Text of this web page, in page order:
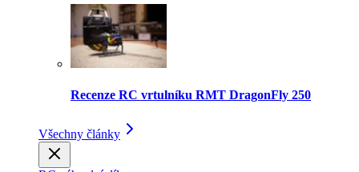
Recenze RC vrtulníku RMT DragonFly 250
Všechny články